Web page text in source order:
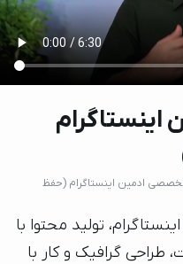
ادمین اینستاگرام (حفظ
تولید محتوا با
طراحی گرافیک و کار با